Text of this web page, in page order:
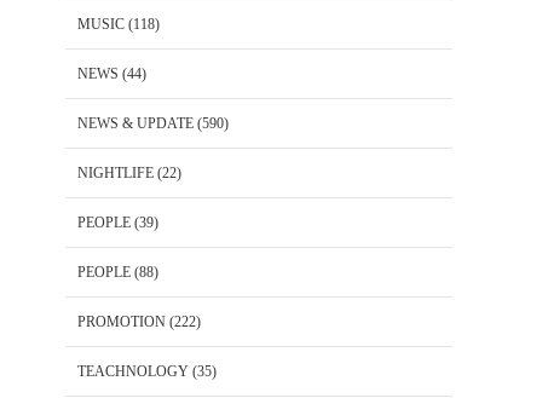
MUSIC (118)
NEWS (44)
NEWS & UPDATE (590)
NIGHTLIFE (22)
PEOPLE (39)
PEOPLE (88)
PROMOTION (222)
TEACHNOLOGY (35)